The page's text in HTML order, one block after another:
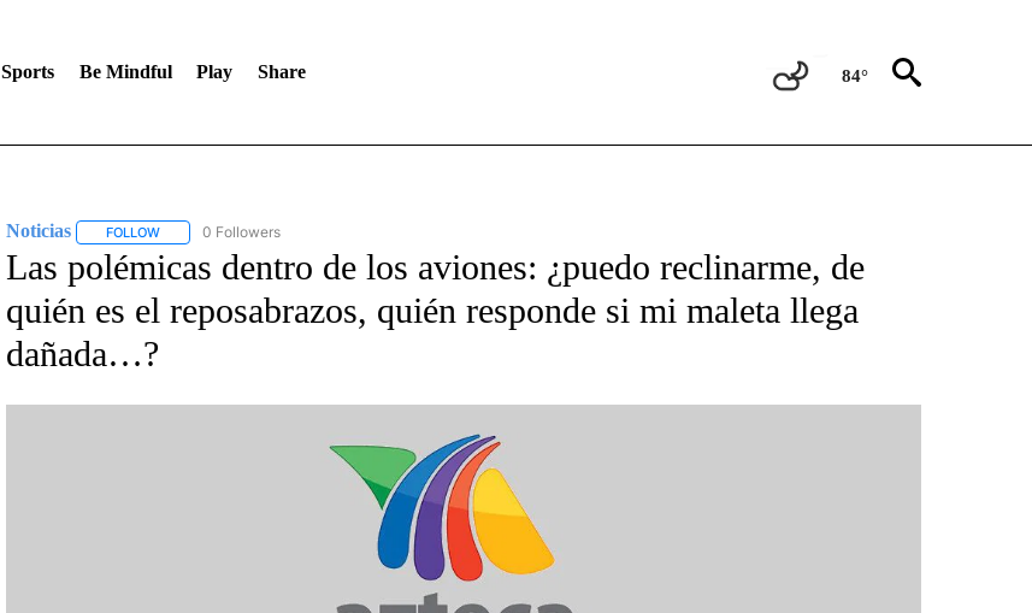
Sports Be Mindful Play Share 84°
Noticias FOLLOWFOLLOW "NOTICIAS" TO RECEIVE NOTIFICATIONS ABOUT NEW PAGES ON "NOTICIAS".
0 Followers
Las polémicas dentro de los aviones: ¿puedo reclinarme, de
quién es el reposabrazos, quién responde si mi maleta llega
dañada…?